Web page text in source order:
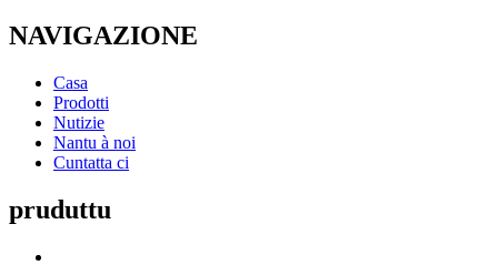
NAVIGAZIONE
Casa
Prodotti
Nutizie
Nantu à noi
Cuntatta ci
pruduttu